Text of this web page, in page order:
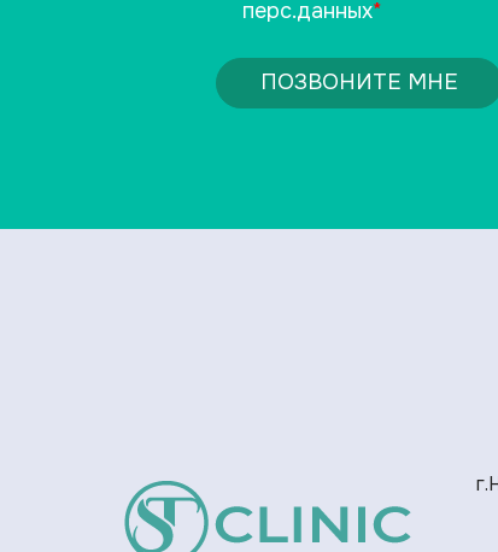
перс.данных*
ПОЗВОНИТЕ МНЕ